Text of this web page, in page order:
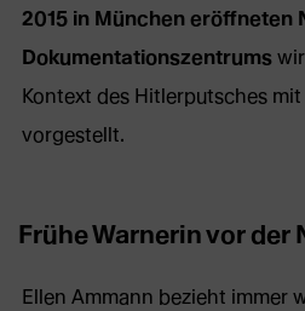
2015 in München eröffneten
Dokumentationszentrums
Kontext des Hitlerputsches
vorgestellt.
Frühe Warnerin vor der
Ellen Ammann bezieht immer